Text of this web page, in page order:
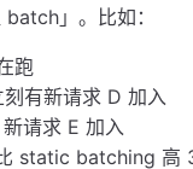
」。比如：
跑
有新请求 D 加入
请求 E 加入
static batching 高